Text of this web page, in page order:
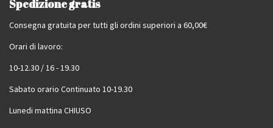
Spedizione gratis
Consegna gratuita per tutti gli ordini superiori a 60,00€
Orari di lavoro:
10-12.30 / 16 - 19.30
Sabato orario Continuato 10-19.30
Lunedi mattina CHIUSO